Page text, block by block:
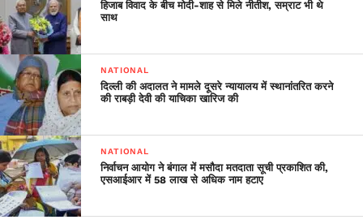
हिजाब विवाद के बीच मोदी-शाह से मिले नीतीश, सम्राट भी थे
साथ
NATIONAL
दिल्ली की अदालत ने मामले दूसरे न्यायालय में स्थानांतरित करने
की राबड़ी देवी की याचिका खारिज की
NATIONAL
निर्वाचन आयोग ने बंगाल में मसौदा मतदाता सूची प्रकाशित की,
एसआईआर में 58 लाख से अधिक नाम हटाए